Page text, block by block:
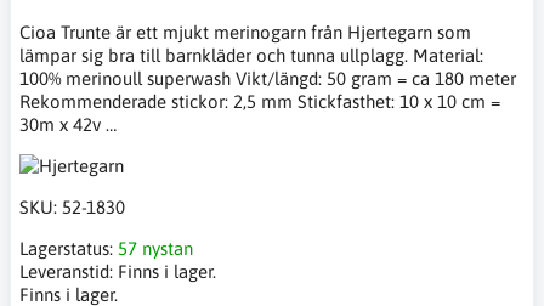
Cioa Trunte är ett mjukt merinogarn från Hjertegarn som
lämpar sig bra till barnkläder och tunna ullplagg. Material:
100% merinoull superwash Vikt/längd: 50 gram = ca 180 meter
Rekommenderade stickor: 2,5 mm Stickfasthet: 10 x 10 cm =
30m x 42v …
SKU: 52-1830
Lagerstatus: 57 nystan
Leveranstid: Finns i lager.
Finns i lager.